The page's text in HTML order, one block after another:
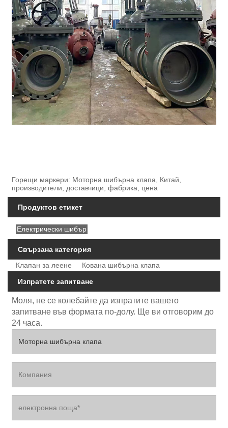
Горещи маркери: Моторна шибърна клапа, Китай,
производители, доставчици, фабрика, цена
Продуктов етикет
Електрически шибър
Свързана категория
Клапан за леене
Кована шибърна клапа
Изпратете запитване
Моля, не се колебайте да изпратите вашето
запитване във формата по-долу. Ще ви отговорим до
24 часа.